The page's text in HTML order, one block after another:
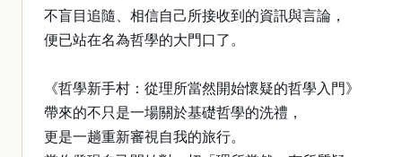
不盲目追隨、相信自己所接收到的資訊與言論，
便已站在名為哲學的大門口了。
《哲學新手村：從理所當然開始懷疑的哲學入門》
帶來的不只是一場關於基礎哲學的洗禮，
更是一趟重新審視自我的旅行。